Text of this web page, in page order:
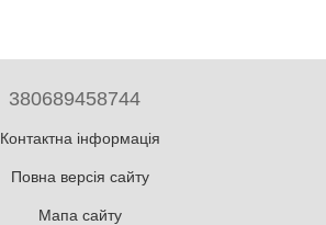
380689458744
Контактна інформація
Повна версія сайту
Мапа сайту